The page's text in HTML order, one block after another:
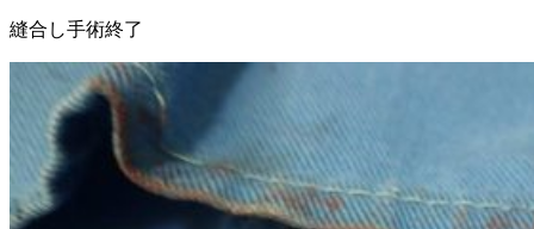
縫合し手術終了